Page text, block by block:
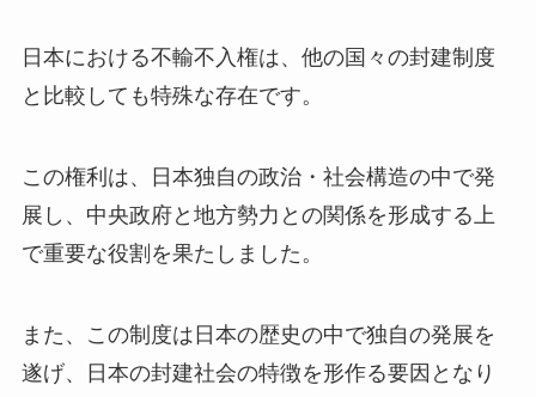
日本における不輸不入権は、他の国々の封建制度
と比較しても特殊な存在です。
この権利は、日本独自の政治・社会構造の中で発
展し、中央政府と地方勢力との関係を形成する上
で重要な役割を果たしました。
また、この制度は日本の歴史の中で独自の発展を
遂げ、日本の封建社会の特徴を形作る要因となり